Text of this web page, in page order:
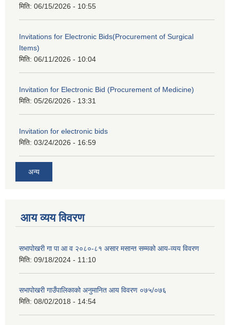
मिति: 06/15/2026 - 10:55
Invitations for Electronic Bids(Procurement of Surgical
Items)
मिति: 06/11/2026 - 10:04
Invitation for Electronic Bid (Procurement of Medicine)
मिति: 05/26/2026 - 13:31
Invitation for electronic bids
मिति: 03/24/2026 - 16:59
अन्य
आय व्यय विवरण
सभापोखरी गा पा आ व २०८०-८१ असार मसान्त सम्मको आय-व्यय विवरण
मिति: 09/18/2024 - 11:10
सभापोखरी गाउँपालिकाको अनुमानित आय विवरण ०७५/०७६
मिति: 08/02/2018 - 14:54